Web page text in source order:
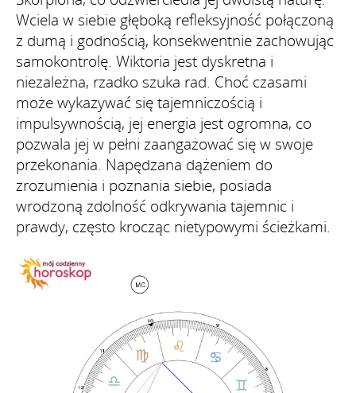
Wciela w siebie głęboką refleksyjność połączoną
z dumą i godnością, konsekwentnie zachowując
samokontrolę. Wiktoria jest dyskretna i
niezależna, rzadko szuka rad. Choć czasami
może wykazywać się tajemniczością i
impulsywnością, jej energia jest ogromna, co
pozwala jej w pełni zaangażować się w swoje
przekonania. Napędzana dążeniem do
zrozumienia i poznania siebie, posiada
wrodzoną zdolność odkrywania tajemnic i
prawdy, często krocząc nietypowymi ścieżkami.